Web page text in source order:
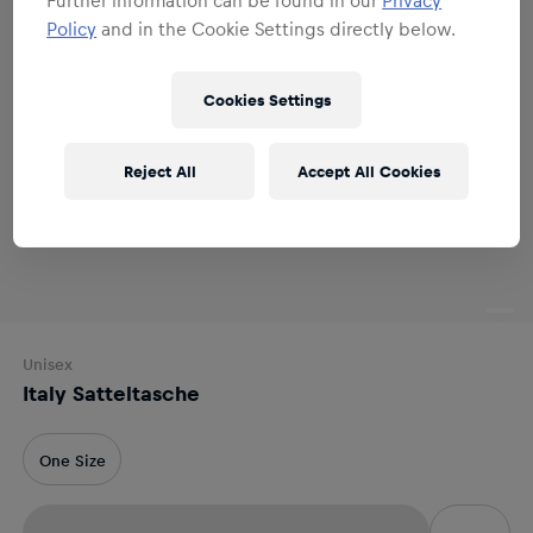
Unisex
Italy Satteltasche
One Size
Policy and in the Cookie Settings directly below.
Cookies Settings
Reject All Accept All Cookies